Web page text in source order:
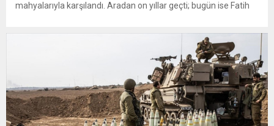
mahyalarıyla karşılandı. Aradan on yıllar geçti; bugün ise Fatih
1946’daki karşılamalar da, 1969’daki 6. Filo protestoları da bu